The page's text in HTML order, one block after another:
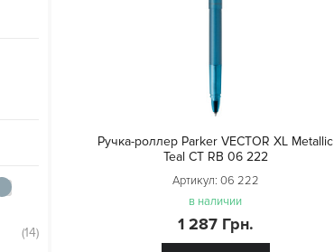
(14)
Ручка-роллер Parker VECTOR XL Metallic
Teal CT RB 06 222
Артикул: 06 222
в наличии
1 287 Грн.